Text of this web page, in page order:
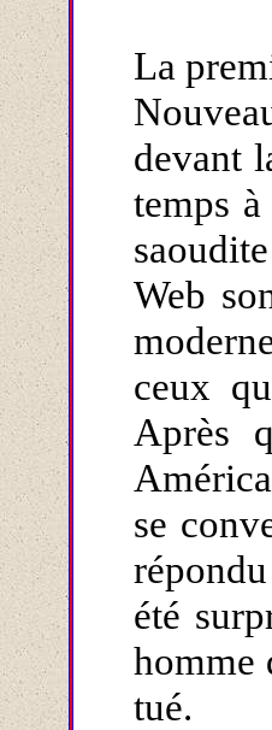
La
devant
temps
Web
ceux
Après
se
été
homme
tué.